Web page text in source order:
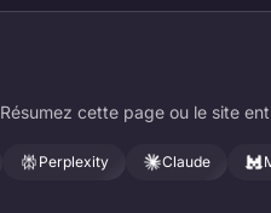
Résumez cette page ou le site
Perplexity Claude